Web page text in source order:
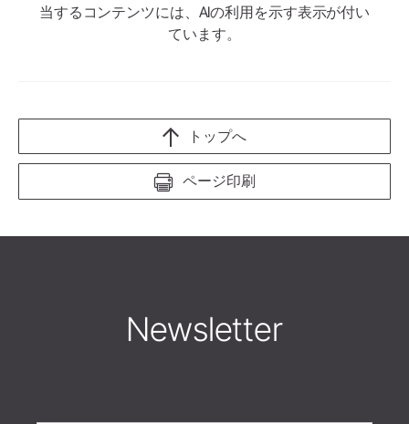
当するコンテンツには、AIの利用を示す表示が付い
ています。
ページ印刷
トップへ
Newsletter